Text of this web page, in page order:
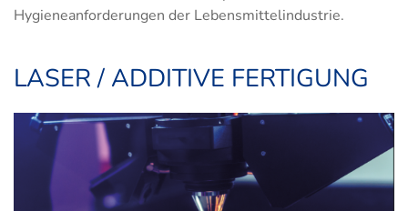
Hygieneanforderungen der Lebensmittelindustrie.
LASER / ADDITIVE FERTIGUNG